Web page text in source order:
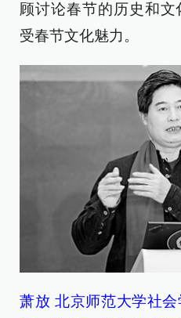
顾讨论春节的历史和
受春节文化魅力。
萧放 北京师范大学社